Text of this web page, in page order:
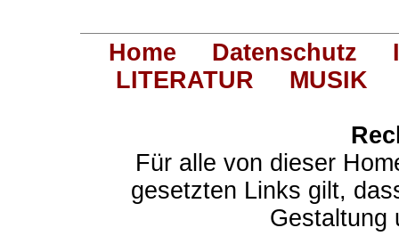
Home Datenschutz
LITERATUR
MUSIK
Für alle von dieser
gesetzten Links gilt,
Gestaltung